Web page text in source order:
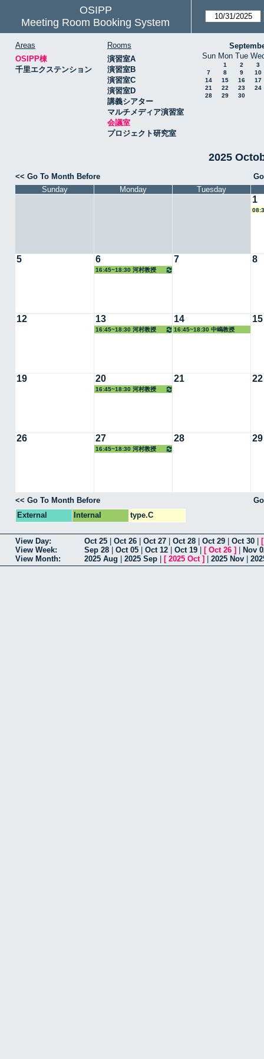
OSIPP
Meeting Room Booking System
Areas
OSIPP棟
千里エクステンション
Rooms
演習室A
演習室B
演習室C
演習室D
講義シアター
マルチメディア演習室
会議室
プロジェクト研究室
Sun Mon Tue
1 2
3
7
8 9
10
14
15 16
17
21
22 23
24
28
29 30
2025
<< Go To Month Before
Sunday
Monday Tuesday
1
5 6
16:45~18:30 河村教授
7 8
12 13
16:45~18:30 河村教授
14
16:45~18:30 中嶋教授
15
19 20
16:45~18:30 河村教授
21 22
26 27
16:45~18:30 河村教授
28 29
<< Go To Month Before
External
Internal type.C
View Day: Oct 25 Oct 26 Oct 27 Oct 28 Oct 29 Oct 30
View Week:
Sep 28 Oct 05 Oct 12 Oct 19 [ Oct 26 ]
Nov
View Month:
2025 Aug 2025 Sep [ 2025 Oct ] 2025 Nov